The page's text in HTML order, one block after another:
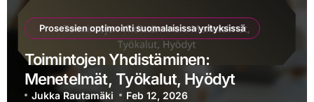
Prosessien optimointi suomalaisissa yrityksissä
Toimintojen Yhdistäminen:
Menetelmät, Työkalut, Hyödyt
Jukka Rautamäki Feb 12, 2026